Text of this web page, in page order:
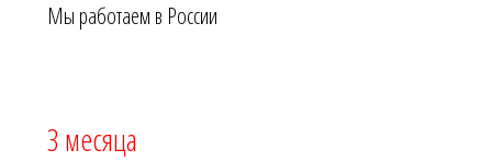
Мы работаем в России
3 месяца